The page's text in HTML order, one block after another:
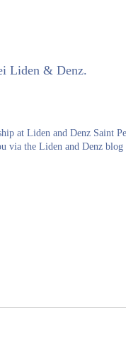
Liden & Denz.
at Liden and Denz Saint
via the Liden and Denz blog